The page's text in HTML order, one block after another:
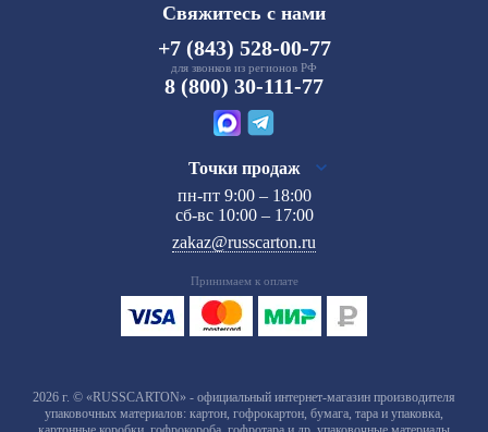
Свяжитесь с нами
+7 (843) 528-00-77
для звонков из регионов РФ
8 (800) 30-111-77
Точки продаж
пн-пт 9:00 – 18:00
сб-вс 10:00 – 17:00
zakaz@russcarton.ru
Принимаем к оплате
2026 г. © «RUSSCARTON» - официальный интернет-магазин производителя
упаковочных материалов: картон, гофрокартон, бумага, тара и упаковка,